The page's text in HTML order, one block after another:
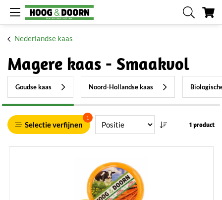
Nederlandse kaas
Magere kaas - Smaakvol
Goudse kaas Noord-Hollandse kaas
Selectie verfijnen
1
1 product